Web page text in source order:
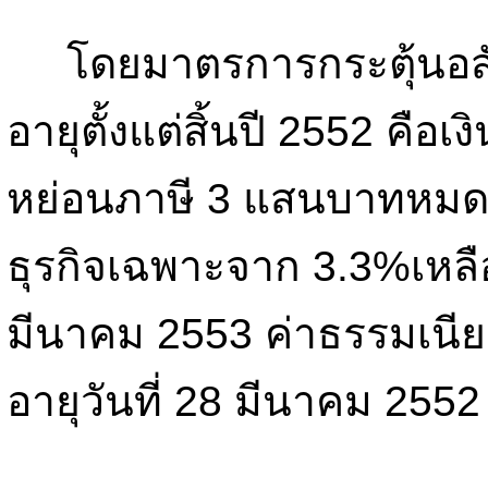
โดยมาตรการกระตุ้นอ
อายุตั้งแต่สิ้นปี 2552 คือเ
หย่อนภาษี 3 แสนบาทหม
ธุรกิจเฉพาะจาก 3.3%เห
มีนาคม 2553 ค่าธรรมเนี
อายุวันที่ 28 มีนาคม 2552